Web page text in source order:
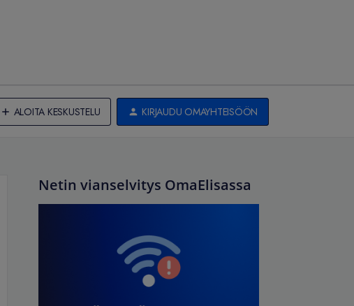
ALOITA KESKUSTELU KIRJAUDU OMAYHTEISÖÖN
Netin vianselvitys OmaElisassa